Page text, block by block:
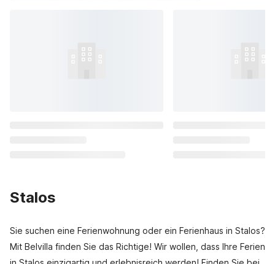
Stalos
Sie suchen eine Ferienwohnung oder ein Ferienhaus in Stalos?
Mit Belvilla finden Sie das Richtige! Wir wollen, dass Ihre Ferien